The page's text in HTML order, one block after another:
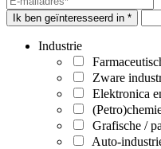
Ik ben geïnteresseerd in *
Industrie
Zware
Elektronica
Grafische /
Auto-